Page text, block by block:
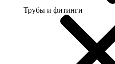
Трубы и фитинги